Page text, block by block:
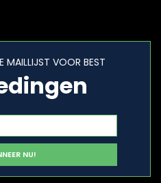
MAILLIJST VOOR BEST